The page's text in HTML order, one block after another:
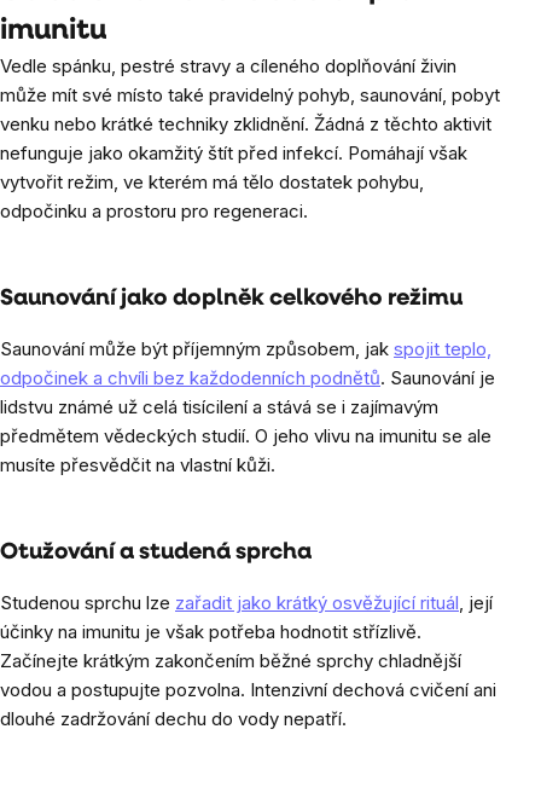
imunitu
Vedle spánku, pestré stravy a cíleného doplňování živin
může mít své místo také pravidelný pohyb, saunování, pobyt
venku nebo krátké techniky zklidnění. Žádná z těchto aktivit
nefunguje jako okamžitý štít před infekcí. Pomáhají však
vytvořit režim, ve kterém má tělo dostatek pohybu,
odpočinku a prostoru pro regeneraci.
Saunování jako doplněk celkového režimu
Saunování může být příjemným způsobem, jak spojit teplo,
odpočinek a chvíli bez každodenních podnětů. Saunování je
lidstvu známé už celá tisícilení a stává se i zajímavým
předmětem vědeckých studií. O jeho vlivu na imunitu se ale
musíte přesvědčit na vlastní kůži.
Otužování a studená sprcha
Studenou sprchu lze zařadit jako krátký osvěžující rituál, její
účinky na imunitu je však potřeba hodnotit střízlivě.
Začínejte krátkým zakončením běžné sprchy chladnější
vodou a postupujte pozvolna. Intenzivní dechová cvičení ani
dlouhé zadržování dechu do vody nepatří.